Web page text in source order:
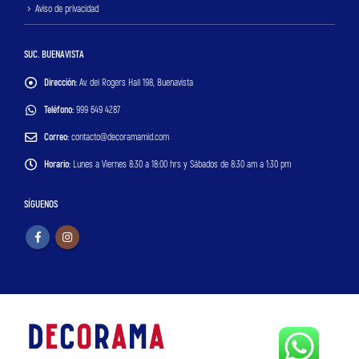
Aviso de privacidad
SUC. BUENAVISTA
Dirección: Av. del Rogers Hall 198, Buenavista
Teléfono: 999 649 4287
Correo: contacto@decoramamid.com
Horario: Lunes a Viernes 8:30 a 18:00 hrs y Sábados de 8:30 am a 1:30 pm
SÍGUENOS